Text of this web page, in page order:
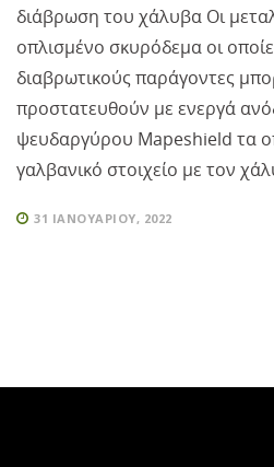
διάβρωση του χάλυβα Οι
οπλισμένο σκυρόδεμα οι
διαβρωτικούς παράγοντες
προστατευθούν με ενεργά
ψευδαργύρου Mapeshield τα
γαλβανικό στοιχείο με τον
31 ΙΑΝΟΥΑΡΊΟΥ, 2022